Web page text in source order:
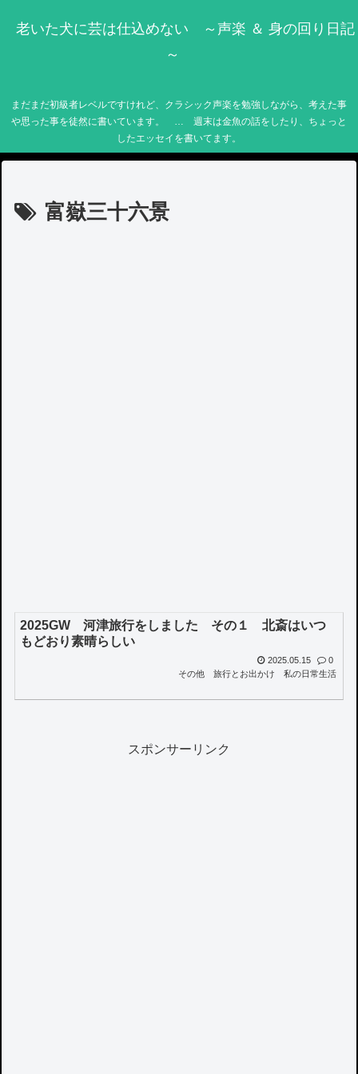
老いた犬に芸は仕込めない ～声楽 ＆ 身の回り日記
～
まだまだ初級者レベルですけれど、クラシック声楽を勉強しながら、考えた事
や思った事を徒然に書いています。 … 週末は金魚の話をしたり、ちょっと
したエッセイを書いてます。
富嶽三十六景
2025GW 河津旅行をしました その１ 北斎はいつ
もどおり素晴らしい
2025.05.15
0
その他
旅行とお出かけ 私の日常生活
スポンサーリンク